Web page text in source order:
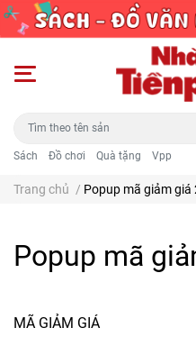
Sách Đồ chơi Quà tặng Vpp
Trang chủ / Popup mã giảm giá
Popup mã
MÃ GIẢM GIÁ